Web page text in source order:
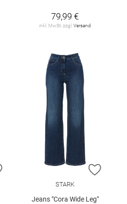
79,99 €
inkl. MwSt. zzgl.Versand
ZUR WUNSCHLISTE HINZUFÜGEN
ZUR
STARK
Jeans "Cora Wide Leg"